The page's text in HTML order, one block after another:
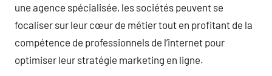
une agence spécialisée, les sociétés peuvent se
focaliser sur leur cœur de métier tout en profitant de la
compétence de professionnels de l’internet pour
optimiser leur stratégie marketing en ligne.